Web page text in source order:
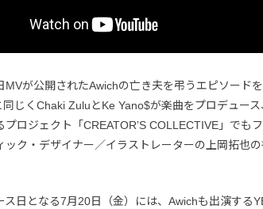
MVが公開されたAwichの亡き夫を弔うエピソード
同じくChaki ZuluとKe Yano$が楽曲をプロデュー
プロジェクト「CREATORʼS COLLECTIVE」でも
ック・デザイナー／イラストレーターの上岡拓也
ス日となる7月20日（金）には、Awichも出演する